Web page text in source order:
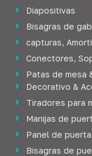
Diapositivas
Bisagras de
capturas,
Conectores,
Patas de mesa
Decorativo &
Tiradores para
Manijas de
Panel de
Bisagras de